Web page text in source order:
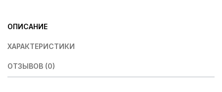
ОПИСАНИЕ
ХАРАКТЕРИСТИКИ
ОТЗЫВОВ (0)